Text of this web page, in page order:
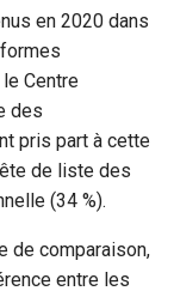
en 2020 dans
Centre
des
pris part à cette
de liste des
(34 %).
de comparaison,
entre les